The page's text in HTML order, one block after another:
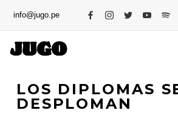
info@jugo.pe
LOS DIPLOMAS
DESPLOMAN